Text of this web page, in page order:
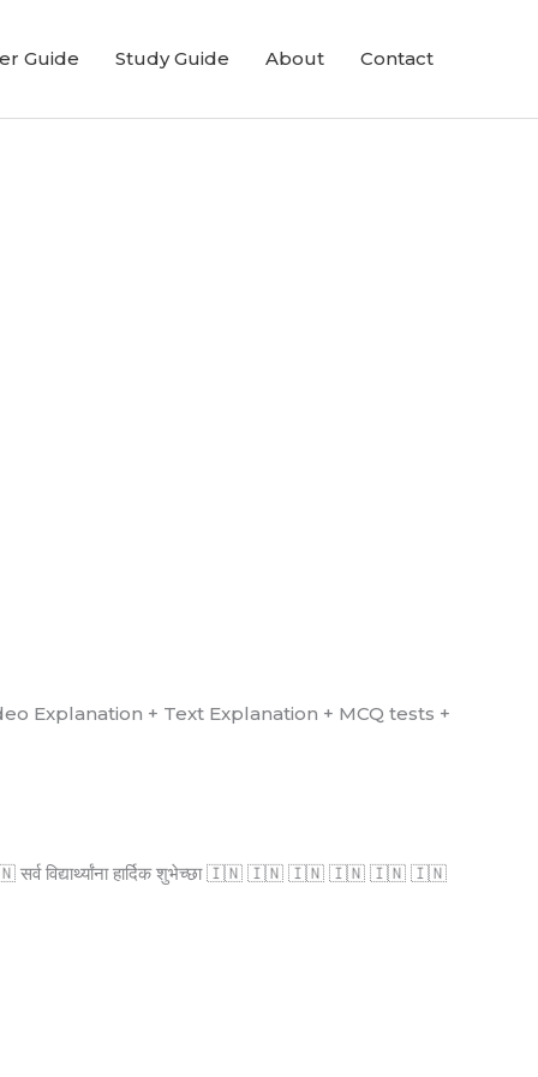
Guide Study Guide About Contact
(Video Explanation + Text Explanation + MCQ tests +
हार्दिक शुभेच्छा 🇮🇳 🇮🇳 🇮🇳 🇮🇳 🇮🇳 🇮🇳